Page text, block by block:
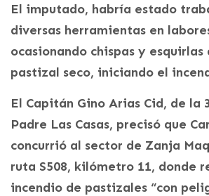
El imputado, habría estado
diversas herramientas en
ocasionando chispas y esquirlas
pastizal seco, iniciando el
El Capitán Gino Arias Cid, de la
Padre Las Casas, precisó que
concurrió al sector de Zanja
ruta S508, kilómetro 11, donde
incendio de pastizales “con